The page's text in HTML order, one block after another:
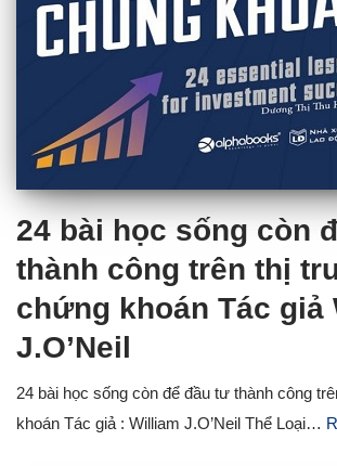
24 bài học sống còn
thành công trên thị
chứng khoán Tác giả
J.O’Neil
24 bài học sống còn để đầu tư thành công
khoán Tác giả : William J.O’Neil Thể Loại…